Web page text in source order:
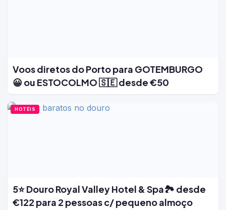
Voos diretos do Porto para GOTEMBURGO
😀 ou ESTOCOLMO 🇸🇪 desde €50
HOTÉIS
5⭐ Douro Royal Valley Hotel & Spa🏞️ desde
€122 para 2 pessoas c/ pequeno almoço